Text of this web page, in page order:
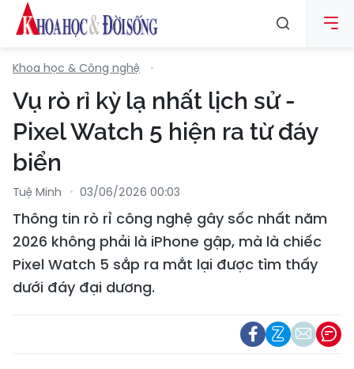
Khoa học & Công nghệ
Vụ rò rỉ kỳ lạ nhất lịch sử -
Pixel Watch 5 hiện ra từ đáy
biển
Tuệ Minh 03/06/2026 00:03
Thông tin rò rỉ công nghệ gây sốc nhất năm
2026 không phải là iPhone gập, mà là chiếc
Pixel Watch 5 sắp ra mắt lại được tìm thấy
dưới đáy đại dương.